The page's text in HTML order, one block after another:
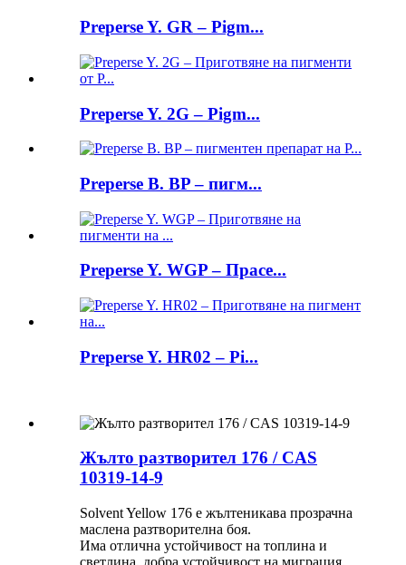
Preperse Y. GR – Pigm...
Preperse Y. 2G – Pigm...
Preperse B. BP – пигм...
Preperse Y. WGP – Прасе...
Preperse Y. HR02 – Pi...
Жълто разтворител 176 / CAS
10319-14-9
Solvent Yellow 176 е жълтеникава прозрачна
маслена разтворителна боя.
Има отлична устойчивост на топлина и
светлина, добра устойчивост на миграция.